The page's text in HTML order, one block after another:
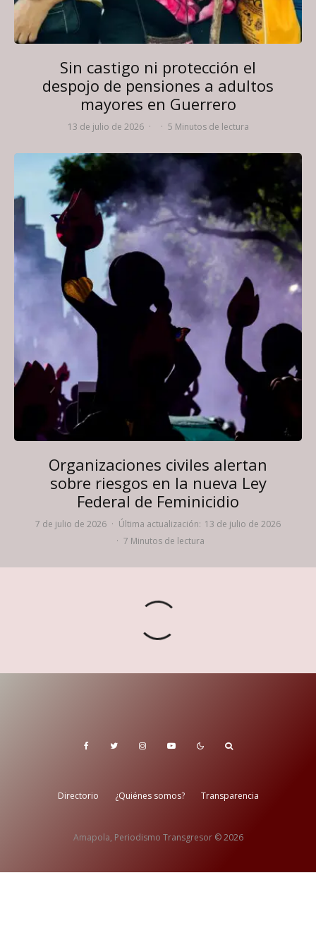
Sin castigo ni protección el
despojo de pensiones a adultos
mayores en Guerrero
13 de julio de 2026 · · 5 Minutos de lectura
Organizaciones civiles alertan
sobre riesgos en la nueva Ley
Federal de Feminicidio
7 de julio de 2026 · Última actualización: 13 de julio de 2026
· 7 Minutos de lectura
Directorio ¿Quiénes somos? Transparencia
Amapola, Periodismo Transgresor © 2026